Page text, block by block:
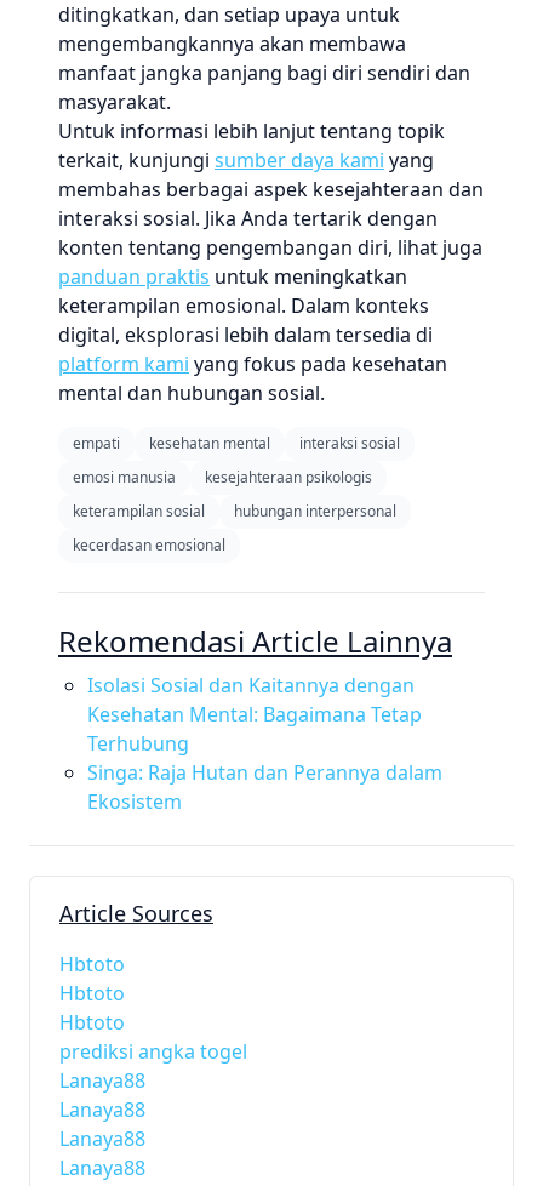
ditingkatkan, dan setiap upaya untuk
mengembangkannya akan membawa
manfaat jangka panjang bagi diri sendiri dan
masyarakat.
Untuk informasi lebih lanjut tentang topik
terkait, kunjungi sumber daya kami yang
membahas berbagai aspek kesejahteraan dan
interaksi sosial. Jika Anda tertarik dengan
konten tentang pengembangan diri, lihat juga
panduan praktis untuk meningkatkan
keterampilan emosional. Dalam konteks
digital, eksplorasi lebih dalam tersedia di
platform kami yang fokus pada kesehatan
mental dan hubungan sosial.
empati kesehatan mental
interaksi sosial
emosi manusia
kesejahteraan psikologis
keterampilan sosial
hubungan interpersonal
kecerdasan emosional
Rekomendasi Article Lainnya
Isolasi Sosial dan Kaitannya dengan
Kesehatan Mental: Bagaimana Tetap
Terhubung
Singa: Raja Hutan dan Perannya dalam
Ekosistem
Article Sources
Hbtoto
Hbtoto
Hbtoto
prediksi angka togel
Lanaya88
Lanaya88
Lanaya88
Lanaya88